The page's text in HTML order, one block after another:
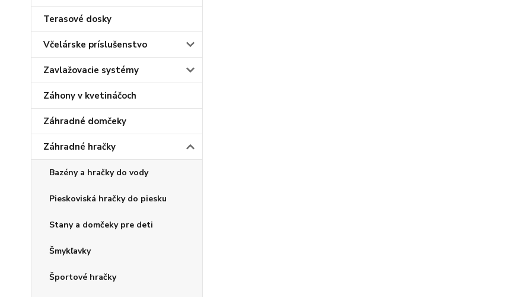
Terasové dosky
Včelárske príslušenstvo
Zavlažovacie systémy
Záhony v kvetináčoch
Záhradné domčeky
Záhradné hračky
Bazény a hračky do vody
Pieskoviská hračky do piesku
Stany a domčeky pre deti
Šmykľavky
Športové hračky